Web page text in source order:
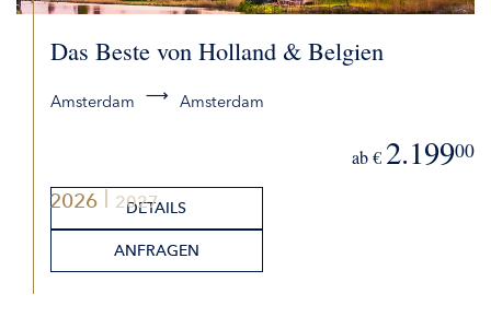
2026 2027
Das Beste von Holland & Belgien
Amsterdam Amsterdam
ab € 2.19900
DETAILS
ANFRAGEN